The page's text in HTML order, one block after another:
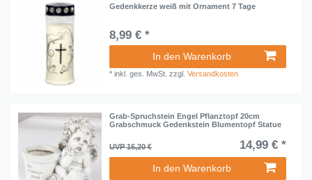
Gedenkkerze weiß mit Ornament 7 Tage
8,99 € *
In den Warenkorb
*inkl. ges. MwSt. zzgl.Versandkosten
Grab-Spruchstein Engel Pflanztopf 20cm
Grabschmuck Gedenkstein Blumentopf Statue
UVP 16,20 € 14,99 € *
In den Warenkorb